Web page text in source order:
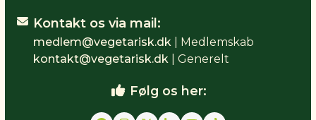
Kontakt os via mail:
medlem@vegetarisk.dk | Medlemskab
kontakt@vegetarisk.dk | Generelt
Følg os her: